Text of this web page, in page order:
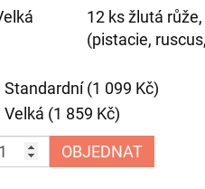
12 ks žlutá
(pistacie,
Standardní (1 099 Kč)
Velká (1 859 Kč)
OBJEDNAT